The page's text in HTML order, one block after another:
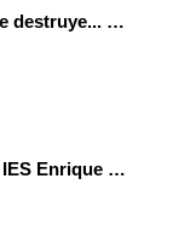
La energía ni se crea ni se destruye... ¡se experimenta! El Tierno en la Feria Madrid es Ciencia 2026
El Gabinete de Física del IES Enrique Tierno Galván de Parla (Curso 25-26)